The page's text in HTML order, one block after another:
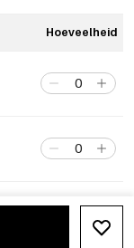
Hoeveelheid